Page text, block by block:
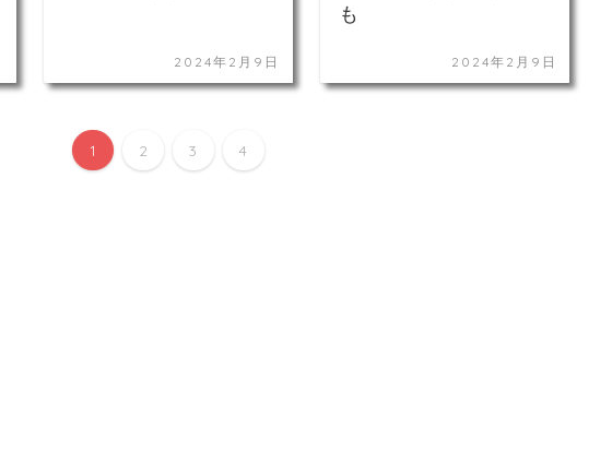
2024年2月9日
も
2024年2月9日
1 2 3 4